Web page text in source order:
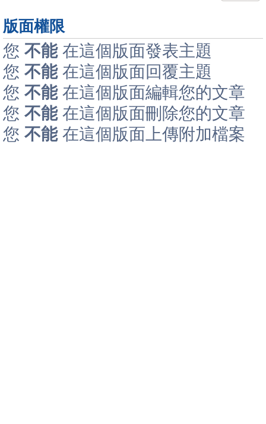
版面權限
您 不能在這個版面發表主題
您 不能在這個版面回覆主題
您 不能在這個版面編輯您的文章
您 不能在這個版面刪除您的文章
您 不能在這個版面上傳附加檔案